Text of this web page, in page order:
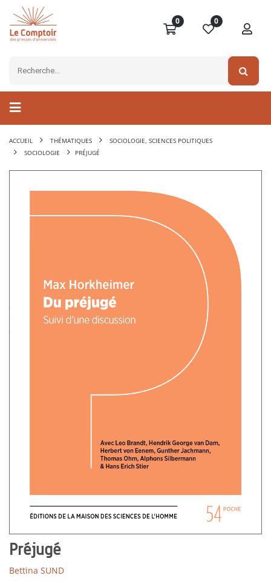
0 0
ACCUEIL THÉMATIQUES
SOCIOLOGIE, SCIENCES POLITIQUES
SOCIOLOGIE
PRÉJUGÉ
Préjugé
Bettina SUND